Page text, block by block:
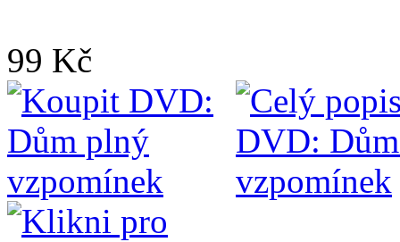
99 Kč